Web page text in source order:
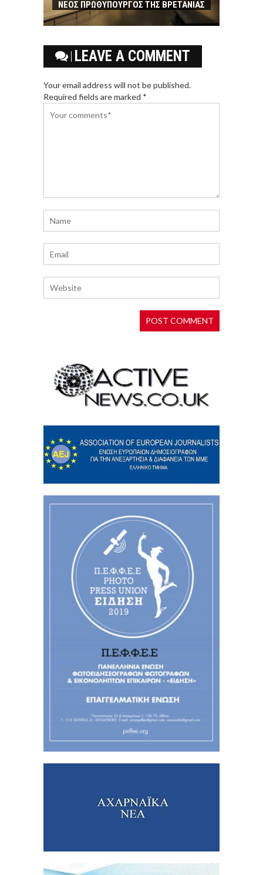
ΝΕΟΣ ΠΡΩΘΥΠΟΥΡΓΟΣ ΤΗΣ ΒΡΕΤΑΝΙΑΣ
LEAVE A COMMENT
Your email address will not be published.
Required fields are marked *